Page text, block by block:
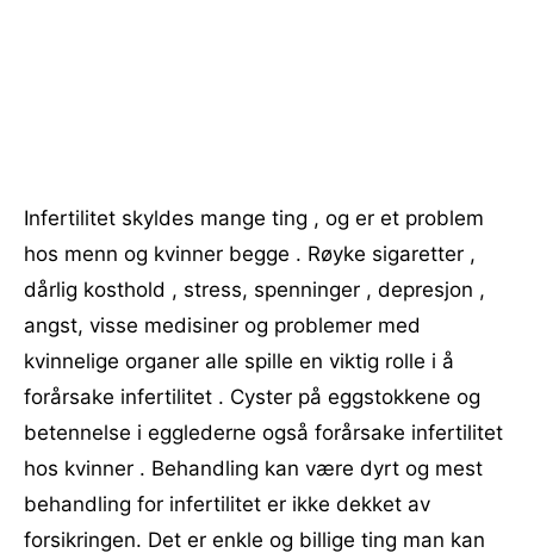
Infertilitet skyldes mange ting , og er et problem
hos menn og kvinner begge . Røyke sigaretter ,
dårlig kosthold , stress, spenninger , depresjon ,
angst, visse medisiner og problemer med
kvinnelige organer alle spille en viktig rolle i å
forårsake infertilitet . Cyster på eggstokkene og
betennelse i egglederne også forårsake infertilitet
hos kvinner . Behandling kan være dyrt og mest
behandling for infertilitet er ikke dekket av
forsikringen. Det er enkle og billige ting man kan